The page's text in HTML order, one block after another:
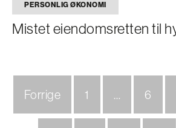
PERSONLIG ØKONOMI
Mistet eiendomsretten til
Forrige 1 … 6